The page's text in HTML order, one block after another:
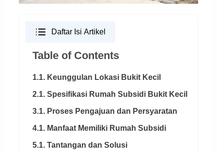
Daftar Isi Artikel
Table of Contents
1.1. Keunggulan Lokasi Bukit Kecil
2.1. Spesifikasi Rumah Subsidi Bukit Kecil
3.1. Proses Pengajuan dan Persyaratan
4.1. Manfaat Memiliki Rumah Subsidi
5.1. Tantangan dan Solusi